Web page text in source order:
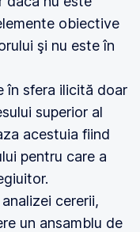
obiective
şi nu este în
în sfera ilicită doar
superior al
acestuia fiind
pentru care a
cererii,
un ansamblu de